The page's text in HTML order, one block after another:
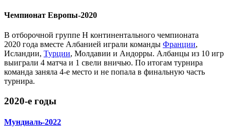
Чемпионат Европы-2020
В отборочной группе Н континентального чемпионата
2020 года вместе Албанией играли команды Франции,
Исландии, Турции, Молдавии и Андорры. Албанцы из 10 игр
выиграли 4 матча и 1 свели вничью. По итогам турнира
команда заняла 4-е место и не попала в финальную часть
турнира.
2020-е годы
Мундиаль-2022